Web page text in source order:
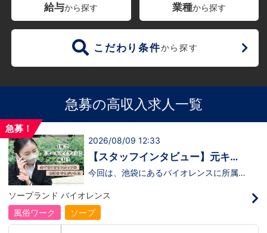
給与から探す 業種から探す
こだわり条件から探す
急募の高収入求人一覧
急募！
2026/08/09 12:33
【スタッフインタビュー】元キャ
ストの佐藤さんが語る“接客にこだ
今回は、池袋にあるバイオレンスに所属し
した。佐藤さんは、もともとキャストとし
て働いていた経験を持ちながら、安定を求
めて“裏方スタッフ”へ転身したスタッフの
ひとりです。転職の決め手は、この業界で
ソープランド バイオレンス
風俗ワーク
ソープ